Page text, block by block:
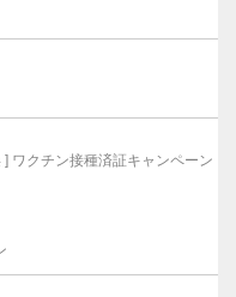
ワクチン接種済証キャンペーン